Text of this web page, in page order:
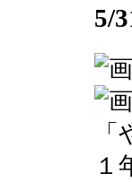
5/
１